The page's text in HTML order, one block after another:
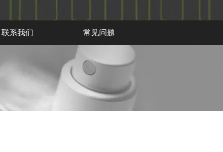
联系我们 常见问题